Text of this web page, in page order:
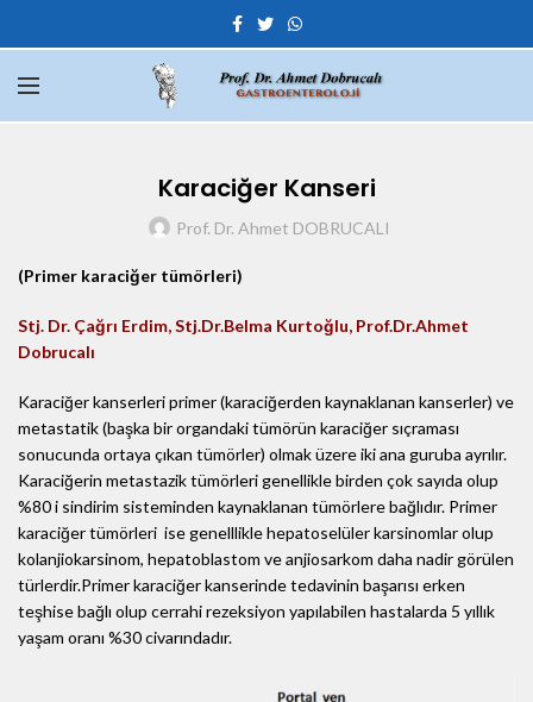
Karaciğer Kanseri
Prof. Dr. Ahmet DOBRUCALI
(Primer karaciğer tümörleri)
Stj. Dr. Çağrı Erdim, Stj.Dr.Belma Kurtoğlu, Prof.Dr.Ahmet
Dobrucalı
Karaciğer kanserleri primer (karaciğerden kaynaklanan kanserler) ve
metastatik (başka bir organdaki tümörün karaciğer sıçraması
sonucunda ortaya çıkan tümörler) olmak üzere iki ana guruba ayrılır.
Karaciğerin metastazik tümörleri genellikle birden çok sayıda olup
%80 i sindirim sisteminden kaynaklanan tümörlere bağlıdır. Primer
karaciğer tümörleri ise genelllikle hepatoselüler karsinomlar olup
kolanjiokarsinom, hepatoblastom ve anjiosarkom daha nadir görülen
türlerdir.Primer karaciğer kanserinde tedavinin başarısı erken
teşhise bağlı olup cerrahi rezeksiyon yapılabilen hastalarda 5 yıllık
yaşam oranı %30 civarındadır.